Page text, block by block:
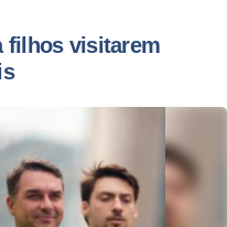
filhos visitarem